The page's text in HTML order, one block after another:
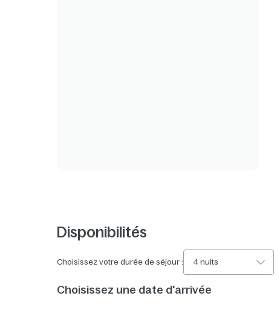
Disponibilités
Choisissez votre durée de séjour : 4 nuits
Choisissez une date d'arrivée